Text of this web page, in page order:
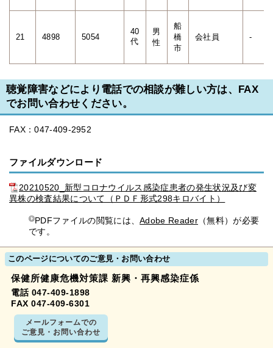
21 4898 5054
40
代
男
性
船
橋
市
会社員 -
聴覚障害などにより電話での相談が難しい方は、FAX
でお問い合わせください。
FAX：047-409-2952
ファイルダウンロード
20210520_新型コロナウイルス感染症患者の発生状況及び変
異株の検査結果について（ＰＤＦ形式298キロバイト）
PDFファイルの閲覧には、Adobe Reader （無料）が必要
です。
このページについてのご意見・お問い合わせ
保健所健康危機対策課 新興・再興感染症係
電話 047-409-1898
FAX 047-409-6301
メールフォームでの
ご意見・お問い合わせ